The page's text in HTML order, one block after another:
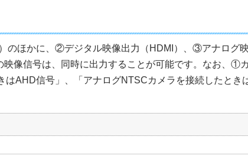
ほかに、②デジタル映像出力（HDMI）、③アナログ映
像信号は、同時に出力することが可能です。なお、①
はAHD信号」、「アナログNTSCカメラを接続したとき